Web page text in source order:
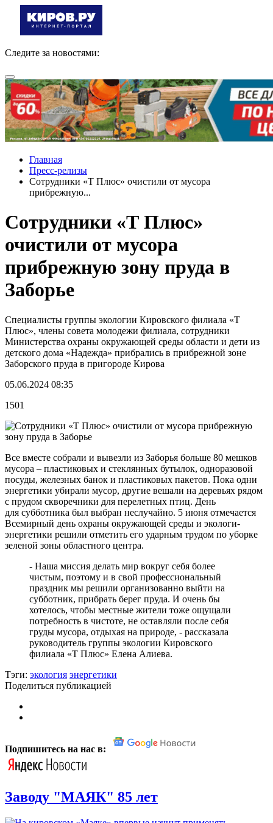
Следите за новостями:
Главная
Пресс-релизы
Сотрудники «Т Плюс» очистили от мусора
прибрежную...
Сотрудники «Т Плюс»
очистили от мусора
прибрежную зону пруда в
Заборье
Специалисты группы экологии Кировского филиала «Т
Плюс», члены совета молодежи филиала, сотрудники
Министерства охраны окружающей среды области и дети из
детского дома «Надежда» прибрались в прибрежной зоне
Заборского пруда в пригороде Кирова
05.06.2024 08:35
1501
Все вместе собрали и вывезли из Заборья больше 80 мешков
мусора – пластиковых и стеклянных бутылок, одноразовой
посуды, железных банок и пластиковых пакетов. Пока одни
энергетики убирали мусор, другие вешали на деревьях рядом
с прудом скворечники для перелетных птиц. День
для субботника был выбран неслучайно. 5 июня отмечается
Всемирный день охраны окружающей среды и экологи-
энергетики решили отметить его ударным трудом по уборке
зеленой зоны областного центра.
- Наша миссия делать мир вокруг себя более
чистым, поэтому и в свой профессиональный
праздник мы решили организованно выйти на
субботник, прибрать берег пруда. И очень бы
хотелось, чтобы местные жители тоже ощущали
потребность в чистоте, не оставляли после себя
груды мусора, отдыхая на природе, - рассказала
руководитель группы экологии Кировского
филиала «Т Плюс» Елена Алиева.
Тэги: экология энергетики
Поделиться публикацией
Подпишитесь на нас в:
Заводу "МАЯК" 85 лет